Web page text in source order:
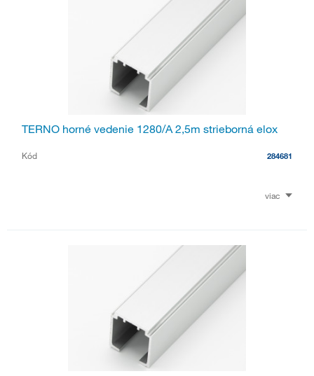
TERNO horné vedenie 1280/A 2,5m strieborná elox
Kód 284681
viac